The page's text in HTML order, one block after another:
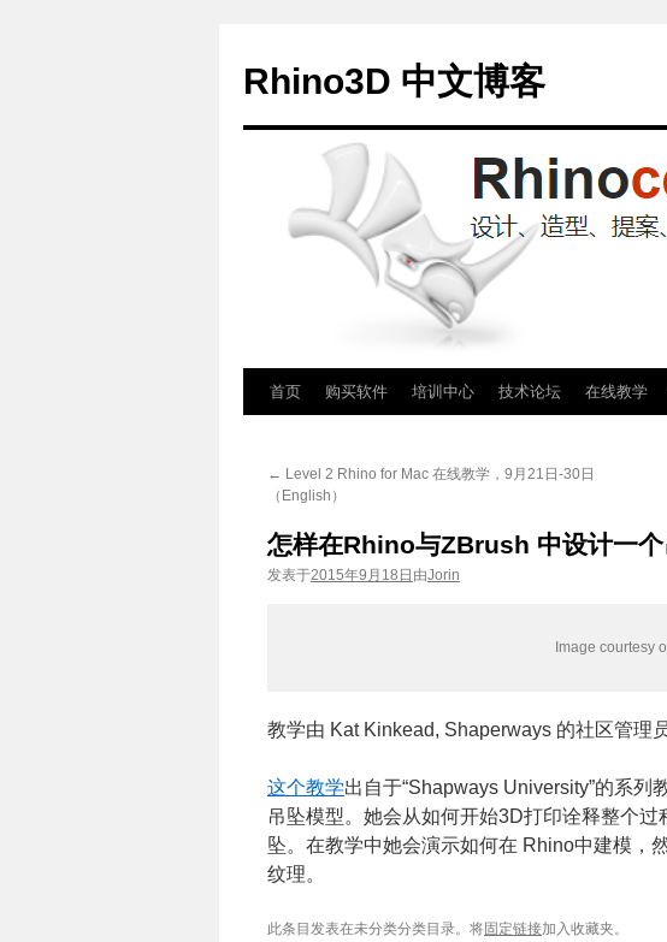
Rhino3D 中文博客
首页 购买软件 培训中心 技术论坛 在线教学
← Level 2 Rhino for Mac 在线教学，9月21日-30日
（English）
怎样在Rhino与ZBrush 中设计一
发表于2015年9月18日 由Jorin
Image courtesy
教学由 Kat Kinkead, Shaperways 的社区管理
这个教学出自于“Shapways University”的系列
吊坠模型。她会从如何开始3D打印诠释整个
坠。在教学中她会演示如何在 Rhino中建模，
纹理。
此条目发表在未分类分类目录。将固定链接加入收藏夹。